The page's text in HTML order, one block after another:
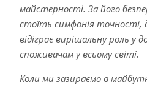
майстерності. За його
стоїть симфонія точності,
відіграє вирішальну роль у
споживачам у всьому світі.
Коли ми зазираємо в